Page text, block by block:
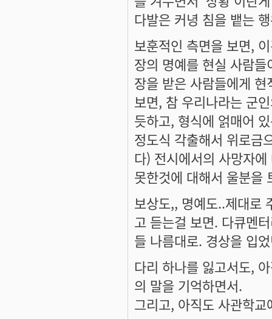
다발은 커녕 침을 뱉는
보훈적인 측면을 보면,
장의 명예를 현실 사람
장을 받은 사람들에게
보면, 참 우리나라는 군
듯하고, 형식에 얽매어
정도식 각출해서 위로금
다) 전시에서의 사망자
못한것에 대해서 울분을
보상도,, 명예도..제대로
고 듣는걸 보면. 다큐멘
들 나름대로. 경상을 입
다리 하나를 잃고서도,
의 말을 기억하면서.
그리고, 아직도 사관학